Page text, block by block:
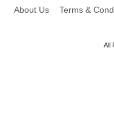
About Us Terms &
All